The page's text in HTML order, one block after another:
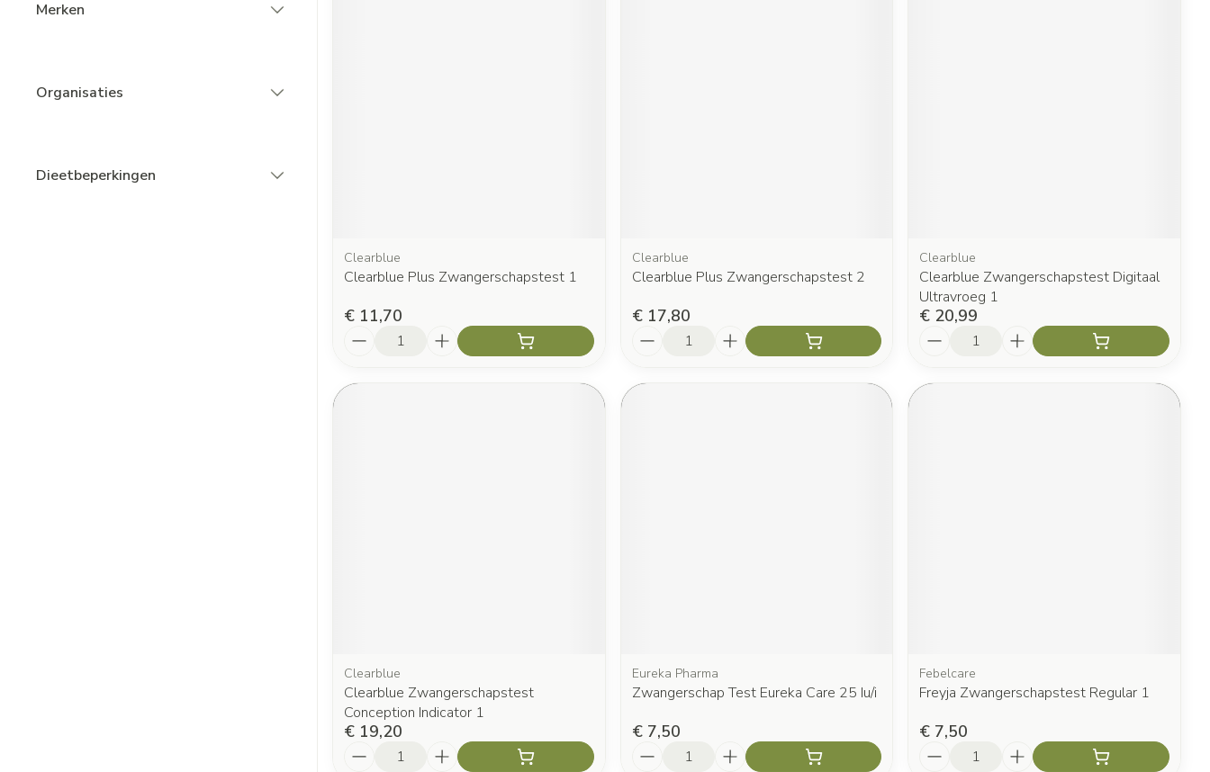
Merken
Organisaties
Dieetbeperkingen
Clearblue
Clearblue Plus Zwangerschapstest 1
€ 11,70
Clearblue
Clearblue Plus Zwangerschapstest 2
€ 17,80
Clearblue
Clearblue Zwangerschapstest Digitaal
Ultravroeg 1
€ 20,99
Clearblue
Clearblue Zwangerschapstest
Conception Indicator 1
€ 19,20
Eureka Pharma
Zwangerschap Test Eureka Care 25 Iu/i
€ 7,50
Febelcare
Freyja Zwangerschapstest Regular 1
€ 7,50